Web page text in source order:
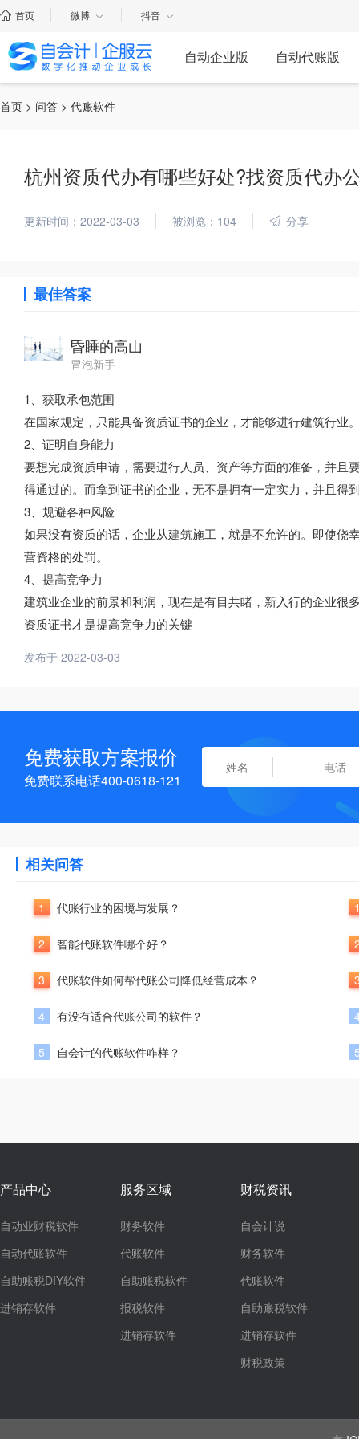
首页 微博 抖音
自动企业版 自动代账版
首页 > 问答 > 代账软件
杭州资质代办有哪些好处?找资质代办
更新时间：2022-03-03 被浏览：104 分享
最佳答案
昏睡的高山
冒泡新手
1、获取承包范围
在国家规定，只能具备资质证书的企业，才能够进行建筑行业
2、证明自身能力
要想完成资质申请，需要进行人员、资产等方面的准备，并
得通过的。而拿到证书的企业，无不是拥有一定实力，并且得
3、规避各种风险
如果没有资质的话，企业从建筑施工，就是不允许的。即使
营资格的处罚。
4、提高竞争力
建筑业企业的前景和利润，现在是有目共睹，新入行的企业
资质证书才是提高竞争力的关键
发布于 2022-03-03
免费获取方案报价
免费联系电话400-0618-121
相关问答
1 代账行业的困境与发展？
2 智能代账软件哪个好？
3 代账软件如何帮代账公司降低经营成本？
4 有没有适合代账公司的软件？
5 自会计的代账软件咋样？
产品中心
自动业财税软件
自动代账软件
自助账税DIY软件
进销存软件
服务区域
财务软件
代账软件
自助账税软件
报税软件
进销存软件
财税资讯
自会计说
财务软件
代账软件
自助账税软件
进销存软件
财税政策